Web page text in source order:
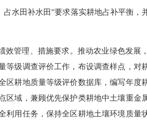
水田补水田”要求落实耕地占补平衡，
管理、措施要求。推动农业绿色发展
等级调查评价工作，布设调查样点，对
耕地质量等级评价数据库，编写年度
域，兼顾优先保护类耕地中土壤重金
利用任务，保持全区耕地土壤环境质量